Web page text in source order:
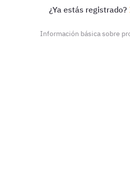
¿Ya estás registrado?
Información básica sobre